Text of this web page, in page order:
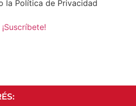
la Política de Privacidad